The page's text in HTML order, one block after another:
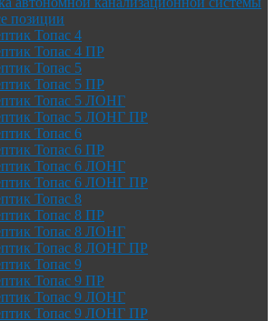
позиции
Топас 4
Топас 4 ПР
Топас 5
Топас 5 ПР
Топас 5 ЛОНГ
Топас 5 ЛОНГ ПР
Топас 6
Топас 6 ПР
Топас 6 ЛОНГ
Топас 6 ЛОНГ ПР
Топас 8
Топас 8 ПР
Топас 8 ЛОНГ
Топас 8 ЛОНГ ПР
Топас 9
Топас 9 ПР
Топас 9 ЛОНГ
Топас 9 ЛОНГ ПР